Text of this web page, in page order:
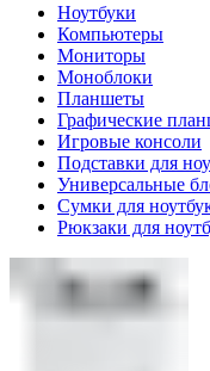
Ноутбуки
Компьютеры
Мониторы
Моноблоки
Планшеты
Графические
Игровые консоли
Подставки для
Универсальные
Сумки для
Рюкзаки для